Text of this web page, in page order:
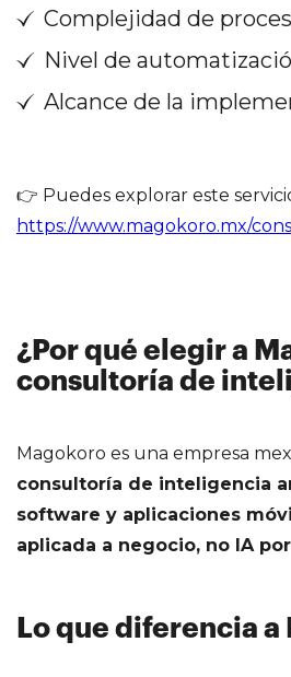
Complejidad de
Nivel de
Alcance de la
👉 Puedes explorar este
https://www.magokoro.mx/
¿Por qué elegir a
consultoría de
Magokoro es una empresa
consultoría de inteligencia
software y aplicaciones
aplicada a negocio, no IA
Lo que diferencia a